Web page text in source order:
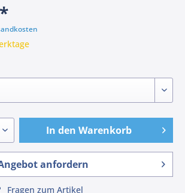
In den Warenkorb
anfordern
Fragen zum Artikel